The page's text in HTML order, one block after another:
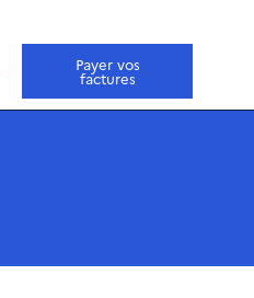
Payer vos
factures